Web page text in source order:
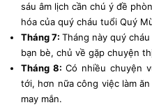
sáu âm lịch cần chú ý đề
hóa của quý cháu tuổi Quý
Tháng 7: Tháng này quý
bạn bè, chủ về gặp chuyện
Tháng 8: Có nhiều chuyện
tới, hơn nữa công việc làm
may mắn.